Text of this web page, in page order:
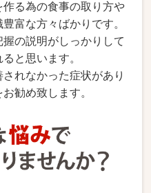
る為の食事の取り方や
富な方々ばかりです。
の説明がしっかりして
と思います。
れなかった症状があり
勧め致します。